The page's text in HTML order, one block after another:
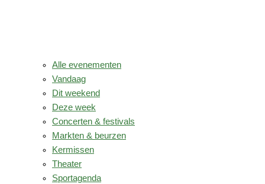
Alle evenementen
Vandaag
Dit weekend
Deze week
Concerten & festivals
Markten & beurzen
Kermissen
Theater
Sportagenda